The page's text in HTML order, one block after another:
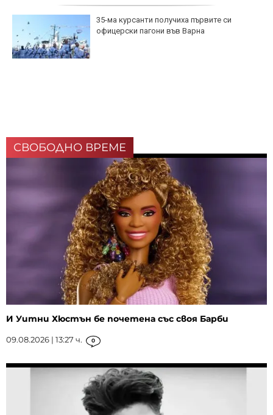
35-ма курсанти получиха първите си
офицерски пагони във Варна
СВОБОДНО ВРЕМЕ
И Уитни Хюстън бе почетена със своя Барби
09.08.2026 | 13:27 ч. 0